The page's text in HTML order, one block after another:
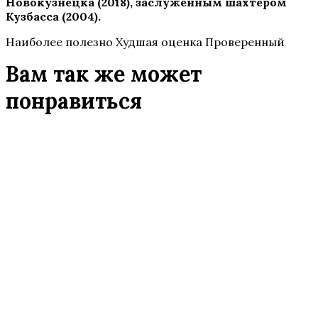
Кузбасса (2004).
Наиболее полезно Худшая оценка Проверенный
Вам так же может
понравиться